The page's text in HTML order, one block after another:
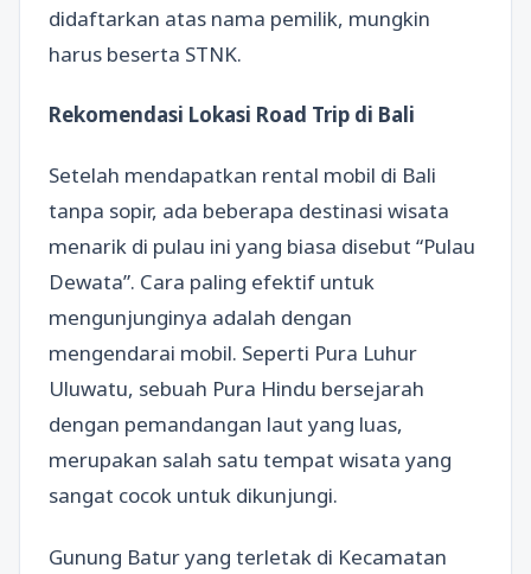
didaftarkan atas nama pemilik, mungkin
harus beserta STNK.
Rekomendasi Lokasi Road Trip di Bali
Setelah mendapatkan rental mobil di Bali
tanpa sopir, ada beberapa destinasi wisata
menarik di pulau ini yang biasa disebut “Pulau
Dewata”. Cara paling efektif untuk
mengunjunginya adalah dengan
mengendarai mobil. Seperti Pura Luhur
Uluwatu, sebuah Pura Hindu bersejarah
dengan pemandangan laut yang luas,
merupakan salah satu tempat wisata yang
sangat cocok untuk dikunjungi.
Gunung Batur yang terletak di Kecamatan